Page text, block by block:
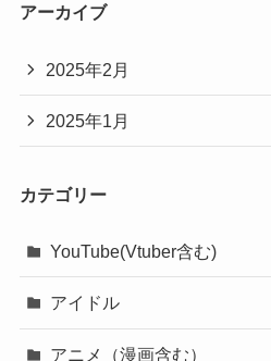
アーカイブ
2025年2月
2025年1月
カテゴリー
YouTube(Vtuber含む)
アイドル
アニメ（漫画含む）